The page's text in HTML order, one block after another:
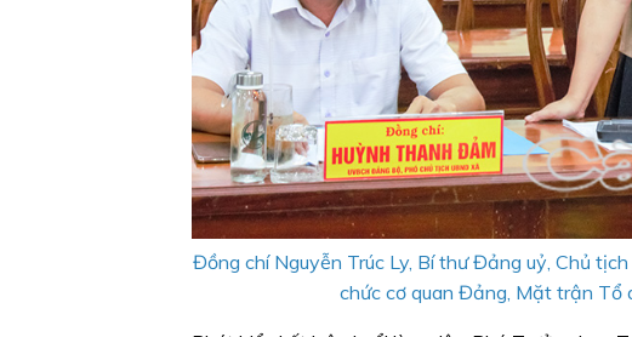
Đồng chí Nguyễn Trúc Ly, Bí thư Đảng uỷ, Chủ
chức cơ quan Đảng, Mặt trận Tổ